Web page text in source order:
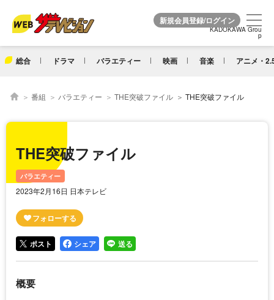
KADOKAWA Grou
p
総合 ドラマ バラエティー 映画 音楽 アニメ・
KADOKAWA Grou
p
番組 バラエティー THE突破ファイル THE突破ファイル
THE突破ファイル
バラエティー
2023年2月16日 日本テレビ
ポスト シェア 送る
概要